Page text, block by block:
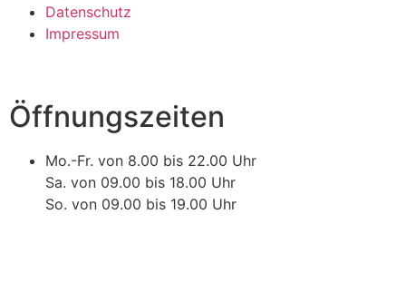
Datenschutz
Impressum
Öffnungszeiten
Mo.-Fr. von 8.00 bis 22.00 Uhr
Sa. von 09.00 bis 18.00 Uhr
So. von 09.00 bis 19.00 Uhr